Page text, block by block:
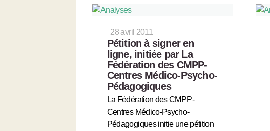
28 avril 2011
Pétition à signer en
ligne, initiée par La
Fédération des CMPP-
Centres Médico-Psycho-
Pédagogiques
La Fédération des CMPP-
Centres Médico-Psycho-
Pédagogiques initie une pétition